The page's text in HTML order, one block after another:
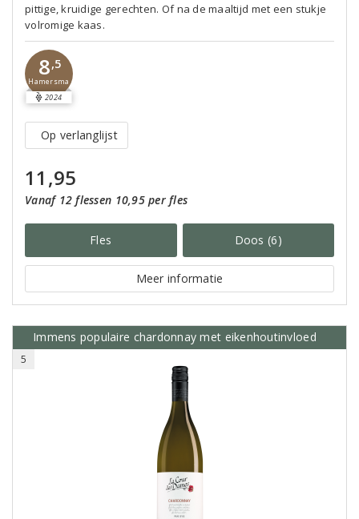
pittige, kruidige gerechten. Of na de maaltijd met een stukje
volromige kaas.
8,5
Hamersma
2024
Op verlanglijst
11,95
Vanaf 12 flessen 10,95 per fles
Fles Doos (6)
Meer informatie
Immens populaire chardonnay met eikenhoutinvloed
5